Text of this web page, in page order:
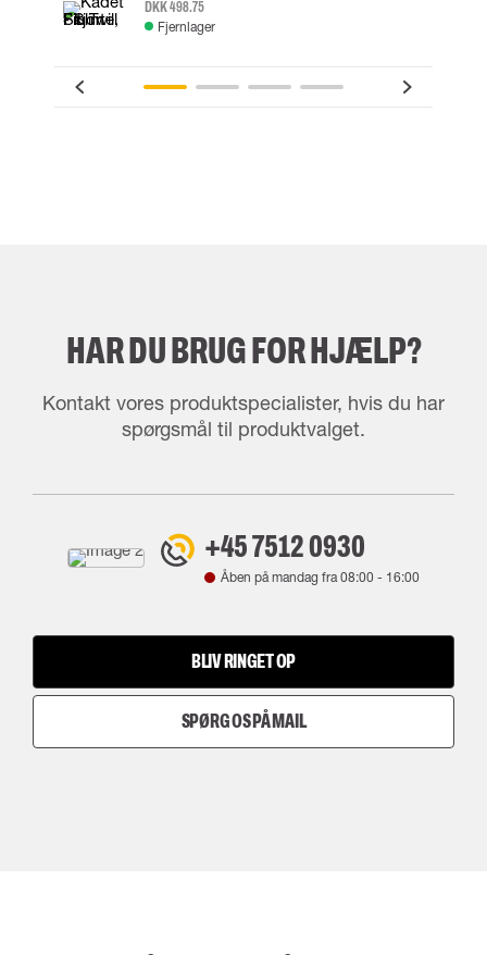
DKK 498.75
Fjernlager
HAR DU BRUG FOR HJÆLP?
Kontakt vores produktspecialister, hvis du har
spørgsmål til produktvalget.
+45 7512 0930
Åben på mandag fra08:00 - 16:00
BLIV RINGET OP
SPØRG OS PÅ MAIL